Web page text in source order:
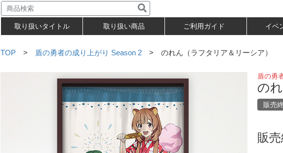
取り扱いタイトル 取り扱い商品 ご利用ガイド イベ
TOP > 盾の勇者の成り上がり Season 2 > のれん（ラフタリア＆リーシア）
盾の勇
の
販売
販売